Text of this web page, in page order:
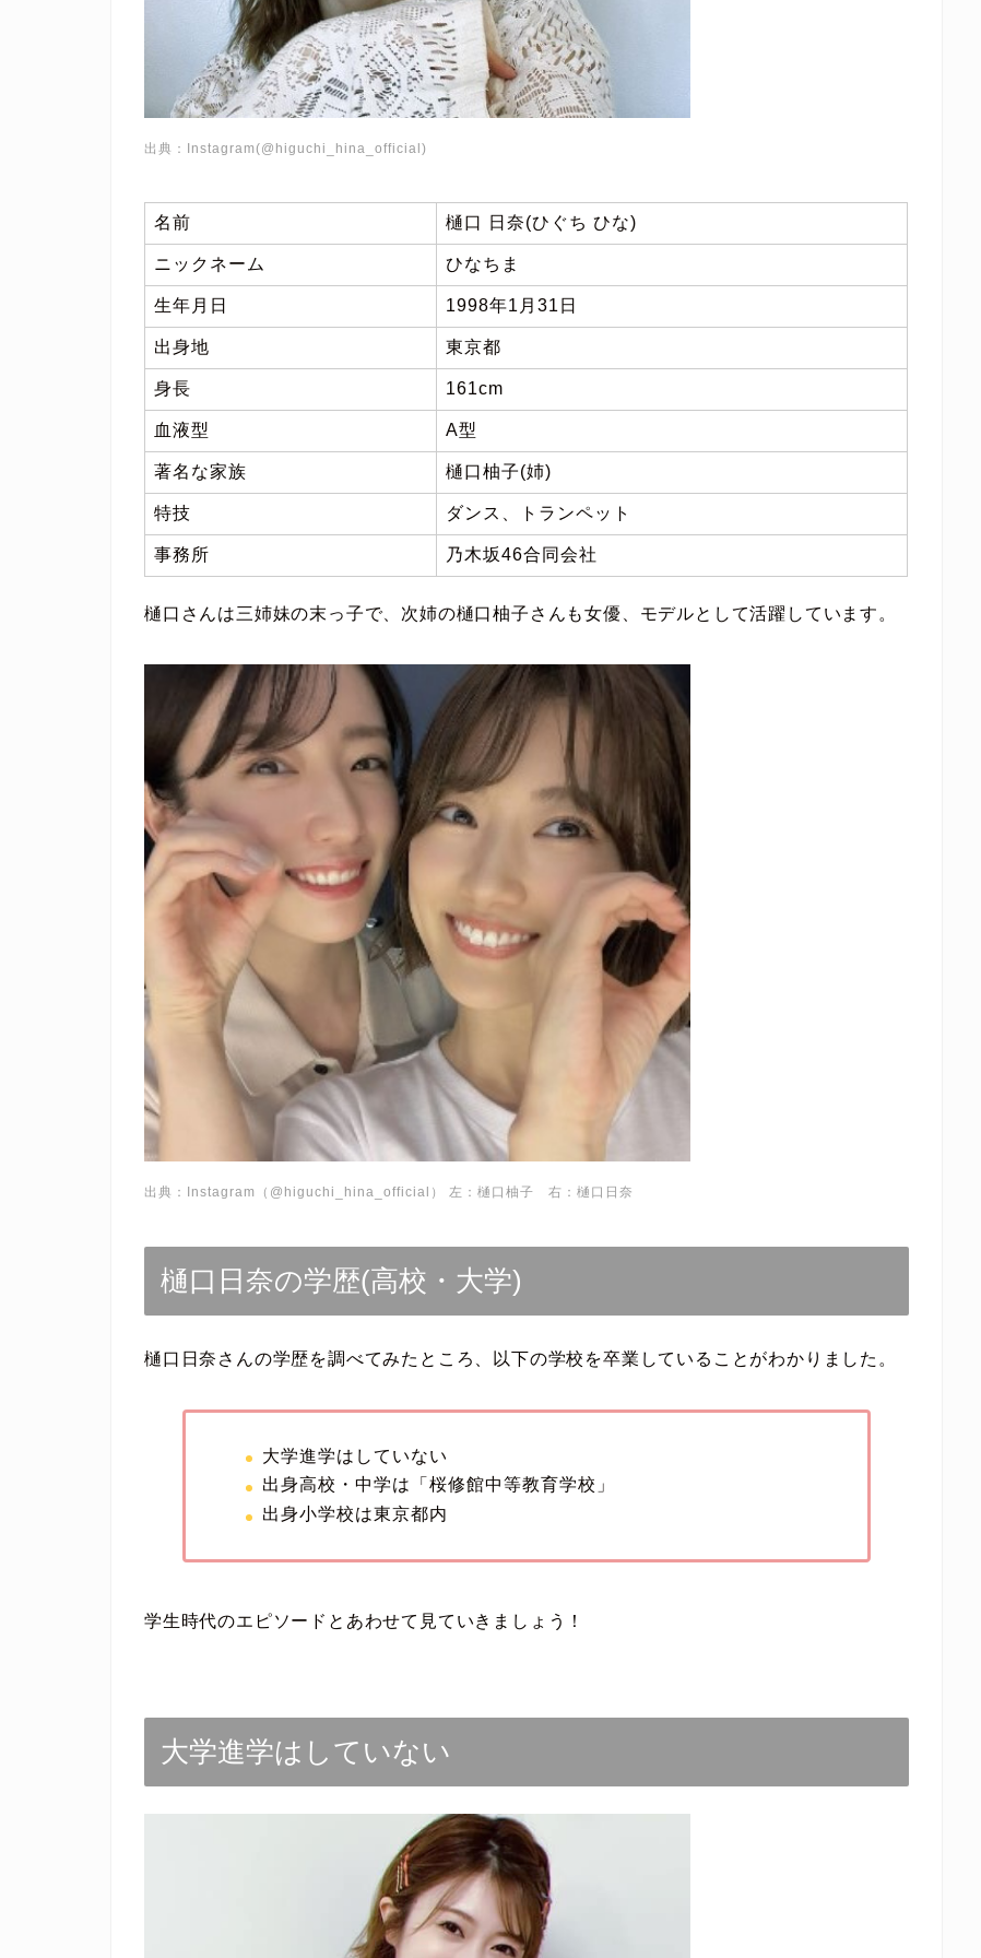
出典：Instagram(@higuchi_hina_official)
名前 樋口 日奈(ひぐち ひな)
ニックネーム ひなちま
生年月日 1998年1月31日
出身地 東京都
身長 161cm
血液型 A型
著名な家族 樋口柚子(姉)
特技 ダンス、トランペット
事務所 乃木坂46合同会社
樋口さんは三姉妹の末っ子で、次姉の樋口柚子さんも女優、モデルとして活躍しています。
出典：Instagram（@higuchi_hina_official） 左：樋口柚子 右：樋口日奈
樋口日奈の学歴(高校・大学)
樋口日奈さんの学歴を調べてみたところ、以下の学校を卒業していることがわかりました。
大学進学はしていない
出身高校・中学は「桜修館中等教育学校」
出身小学校は東京都内
学生時代のエピソードとあわせて見ていきましょう！
大学進学はしていない